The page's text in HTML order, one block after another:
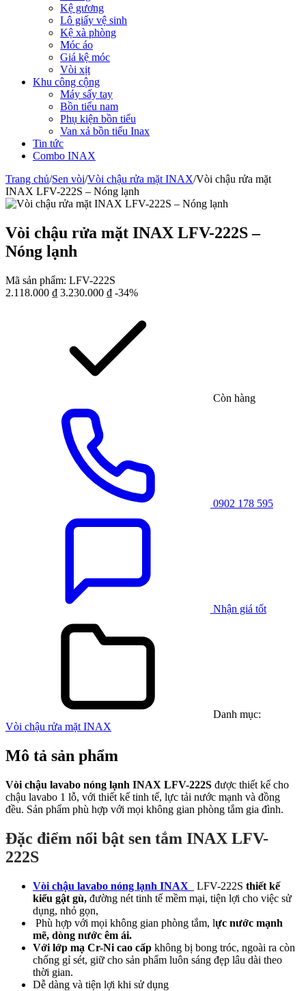
Kệ gương
Lô giấy vệ sinh
Kệ xà phòng
Móc áo
Giá kệ móc
Vòi xịt
Khu công cộng
Máy sấy tay
Bồn tiểu nam
Phụ kiện bồn tiểu
Van xả bồn tiểu Inax
Tin tức
Combo INAX
Trang chủ/Sen vòi/Vòi chậu rửa mặt INAX/Vòi chậu rửa mặt
INAX LFV-222S – Nóng lạnh
Vòi chậu rửa mặt INAX LFV-222S –
Nóng lạnh
Mã sản phẩm: LFV-222S
2.118.000 ₫ 3.230.000 ₫ -34%
Còn hàng
0902 178 595
Nhận giá tốt
Danh mục:
Vòi chậu rửa mặt INAX
Mô tả sản phẩm
Vòi chậu lavabo nóng lạnh INAX LFV-222S được thiết kế cho
chậu lavabo 1 lỗ, với thiết kế tinh tế, lực tải nước mạnh và đồng
đều. Sản phẩm phù hợp với mọi không gian phòng tắm gia đình.
Đặc điểm nổi bật sen tắm INAX LFV-
222S
Vòi chậu lavabo nóng lạnh INAX LFV-222S thiết kế
kiểu gật gù, đường nét tinh tế mềm mại, tiện lợi cho việc sử
dụng, nhỏ gọn,
Phù hợp với mọi không gian phòng tắm, lực nước mạnh
mẽ, dòng nước êm ái.
Với lớp mạ Cr-Ni cao cấp không bị bong tróc, ngoài ra còn
chống gỉ sét, giữ cho sản phẩm luôn sáng đẹp lâu dài theo
thời gian.
Dễ dàng và tiện lợi khi sử dụng